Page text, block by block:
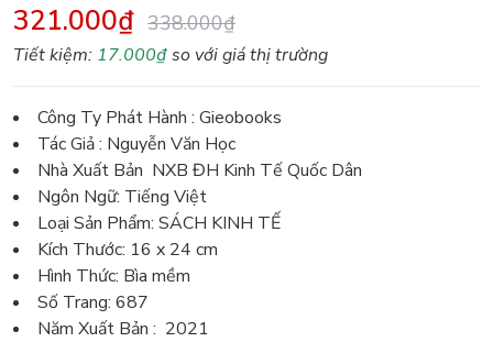
321.000₫ 338.000₫
Tiết kiệm: 17.000₫so với giá thị trường
Công Ty Phát Hành : Gieobooks
Tác Giả : Nguyễn Văn Học
Nhà Xuất Bản NXB ĐH Kinh Tế Quốc Dân
Ngôn Ngữ: Tiếng Việt
Loại Sản Phẩm: SÁCH KINH TẾ
Kích Thước: 16 x 24 cm
Hình Thức: Bìa mềm
Số Trang: 687
Năm Xuất Bản : 2021